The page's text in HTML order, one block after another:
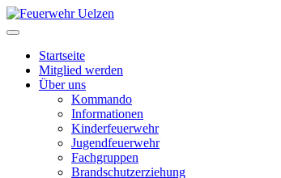
Startseite
Mitglied werden
Über uns
Kommando
Informationen
Kinderfeuerwehr
Jugendfeuerwehr
Fachgruppen
Brandschutzerziehung